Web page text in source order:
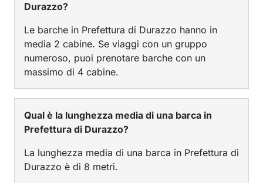
Durazzo?
Le barche in Prefettura di Durazzo hanno in
media 2 cabine. Se viaggi con un gruppo
numeroso, puoi prenotare barche con un
massimo di 4 cabine.
Qual è la lunghezza media di una barca in
Prefettura di Durazzo?
La lunghezza media di una barca in Prefettura di
Durazzo è di 8 metri.